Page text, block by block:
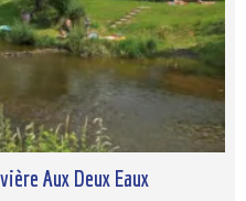
Aux Deux Eaux